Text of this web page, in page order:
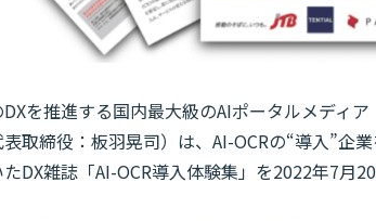
を推進する国内最大級のAIポータルメディ
取締役：板羽晃司）は、AI-OCRの“導入”企
DX雑誌「AI-OCR導入体験集」を2022年7月20